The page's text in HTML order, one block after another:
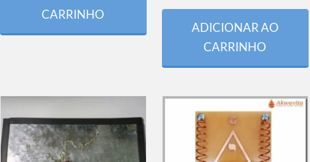
CARRINHO
ADICIONAR AO
CARRINHO